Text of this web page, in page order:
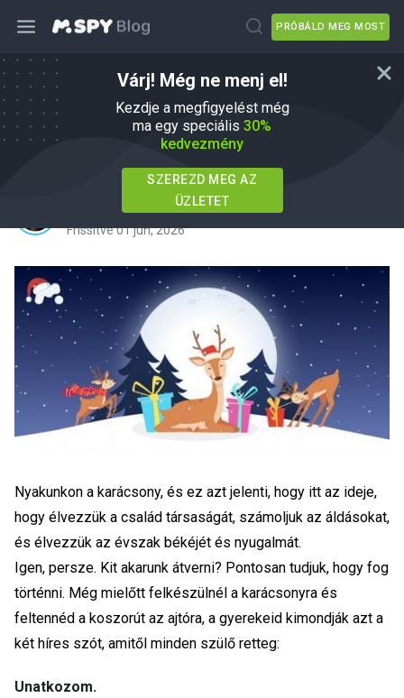
PRÓBÁLD MEG MOST
Várj! Még ne menj el!
Kezdje a megfigyelést még
ma egy speciális 30%
kedvezmény
SZEREZD MEG AZ
ÜZLETET
A végső családi karácsonyi
ellenőrzőlista: Feladatok: El tudod
végezni ezt a 30 feladatot?
EbbenParenting Tips
Frissítve 01 jún, 2026
Nyakunkon a karácsony, és ez azt jelenti, hogy itt az ideje,
hogy élvezzük a család társaságát, számoljuk az áldásokat,
és élvezzük az évszak békéjét és nyugalmát.
Igen, persze. Kit akarunk átverni? Pontosan tudjuk, hogy fog
történni. Még mielőtt felkészülnél a karácsonyra és
feltennéd a koszorút az ajtóra, a gyerekeid kimondják azt a
két híres szót, amitől minden szülő retteg:
Unatkozom.